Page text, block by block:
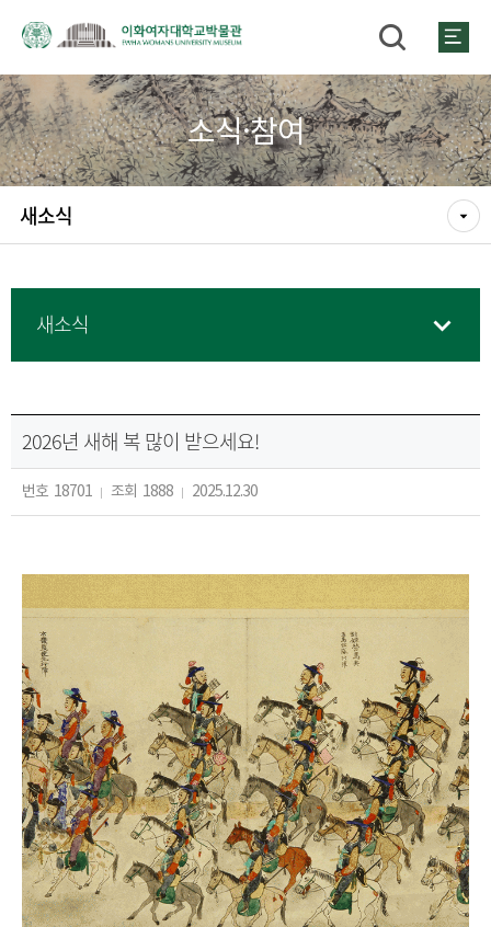
소식·참여
새소식
새소식
2026년 새해 복 많이 받으세요!
번호 18701 조회 1888 2025.12.30